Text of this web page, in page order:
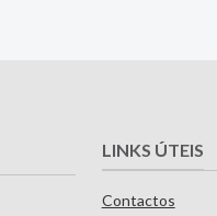
LINKS ÚTEIS
Contactos